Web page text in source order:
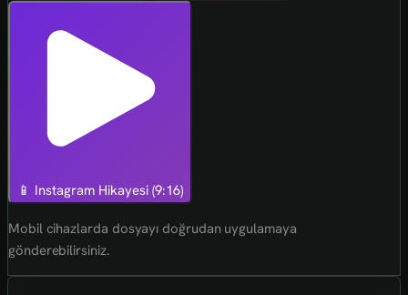
📱 Instagram Hikayesi (9:16)
Mobil cihazlarda dosyayı doğrudan uygulamaya
gönderebilirsiniz.